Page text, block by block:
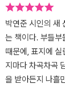
박연준 시인의 새
는 책이다. 부들
때문에, 표지에 실
지마다 차곡차곡
을 받아든지 나흘